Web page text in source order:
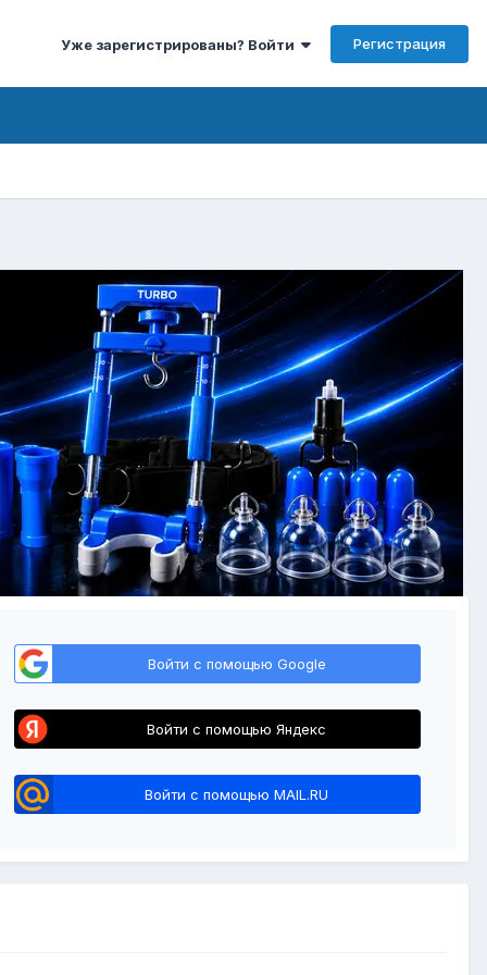
Уже зарегистрированы? Войти Регистрация
Войти с помощью Google
Войти с помощью Яндекс
Войти с помощью MAIL.RU